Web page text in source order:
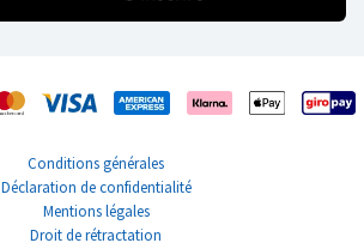
Conditions générales
Déclaration de confidentialité
Mentions légales
Droit de rétractation